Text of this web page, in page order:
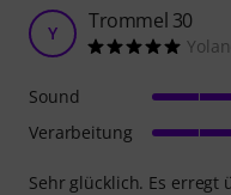
Y Trommel 30
Sehr glücklich. Es erregt
Sound
Verarbeitung